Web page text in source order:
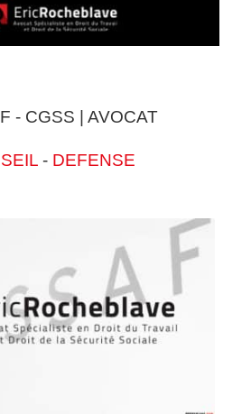
- CGSS | AVOCAT
- DEFENSE